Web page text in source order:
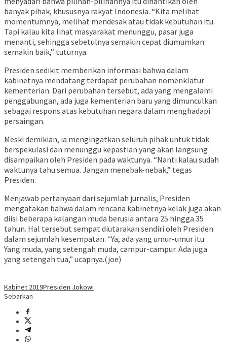
banyak pihak, khususnya rakyat Indonesia. “Kita melihat
momentumnya, melihat mendesak atau tidak kebutuhan itu.
Tapi kalau kita lihat masyarakat menunggu, pasar juga
menanti, sehingga sebetulnya semakin cepat diumumkan
semakin baik,” tuturnya.
Presiden sedikit memberikan informasi bahwa dalam
kabinetnya mendatang terdapat perubahan nomenklatur
kementerian. Dari perubahan tersebut, ada yang mengalami
penggabungan, ada juga kementerian baru yang dimunculkan
sebagai respons atas kebutuhan negara dalam menghadapi
persaingan.
Meski demikian, ia mengingatkan seluruh pihak untuk tidak
berspekulasi dan menunggu kepastian yang akan langsung
disampaikan oleh Presiden pada waktunya. “Nanti kalau sudah
waktunya tahu semua. Jangan menebak-nebak,” tegas
Presiden.
Menjawab pertanyaan dari sejumlah jurnalis, Presiden
mengatakan bahwa dalam rencana kabinetnya kelak juga akan
diisi beberapa kalangan muda berusia antara 25 hingga 35
tahun. Hal tersebut sempat diutarakan sendiri oleh Presiden
dalam sejumlah kesempatan. “Ya, ada yang umur-umur itu.
Yang muda, yang setengah muda, campur-campur. Ada juga
yang setengah tua,” ucapnya.(joe)
Kabinet 2019Presiden Jokowi
Sebarkan